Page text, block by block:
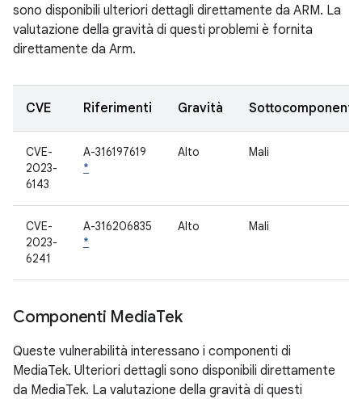
sono disponibili ulteriori dettagli direttamente da ARM. La
valutazione della gravità di questi problemi è fornita
direttamente da Arm.
CVE Riferimenti Gravità Sottocomponente
CVE-
2023-
6143
A-316197619
*
Alto Mali
CVE-
2023-
6241
A-316206835
*
Alto Mali
Componenti MediaTek
Queste vulnerabilità interessano i componenti di
MediaTek. Ulteriori dettagli sono disponibili direttamente
da MediaTek. La valutazione della gravità di questi